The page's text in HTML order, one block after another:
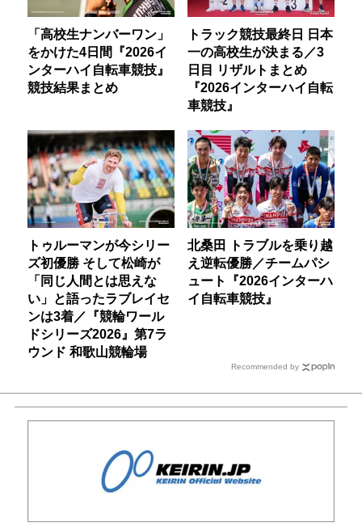
「高校生ナンバーワン」
をかけた4日間『2026イ
ンターハイ自転車競技』
競技結果まとめ
トラック競技最終日 日本
一の高校生が決まる／3
日目 リザルトまとめ
『2026インターハイ自転
車競技』
トゥルーマンが今シリー
ズ初優勝 そして松崎が
「同じ人間とは思えな
い」と語ったラブレイセ
ンは3着／『競輪ワール
ドシリーズ2026』第7ラ
ウンド 和歌山競輪場
北桑田 トラブルを乗り越
え逆転優勝／チームパシ
ュート『2026インターハ
イ自転車競技』
Recommended by